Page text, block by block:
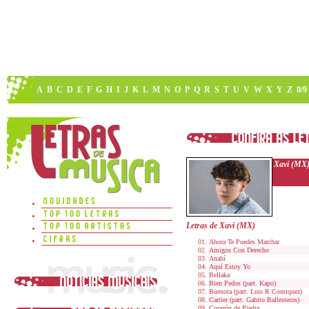
A B C D E F G H I J K L M N O P Q R S T U V W X Y Z 0/9
Xavi
Letras de Xavi (MX)
Ahora Te Puedes Marchar
Amigos Con Derecho
Anahí
Aquí Estoy Yo
Bellaka
Bien Pedos (part. Kapo)
Buenota (part. Luis R Conriquez)
Cartier (part. Gabito Ballesteros)